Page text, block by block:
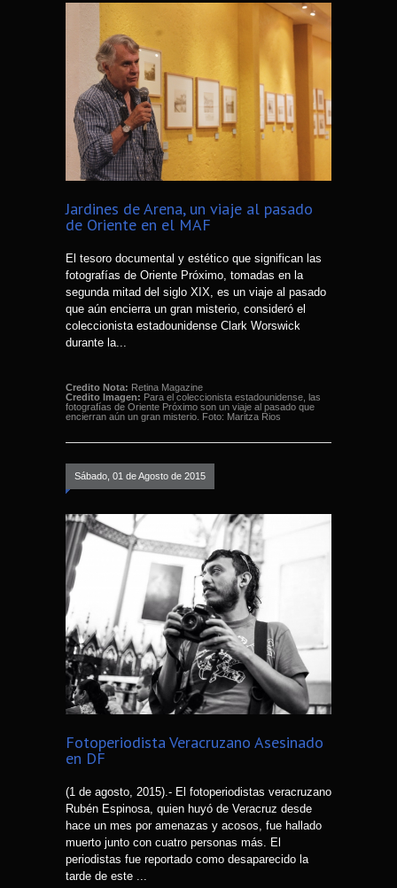
Jardines de Arena, un viaje al pasado
de Oriente en el MAF
El tesoro documental y estético que significan las
fotografías de Oriente Próximo, tomadas en la
segunda mitad del siglo XIX, es un viaje al pasado
que aún encierra un gran misterio, consideró el
coleccionista estadounidense Clark Worswick
durante la...
Credito Nota: Retina Magazine
Credito Imagen: Para el coleccionista estadounidense, las
fotografías de Oriente Próximo son un viaje al pasado que
encierran aún un gran misterio. Foto: Maritza Rios
Sábado, 01 de Agosto de 2015
Fotoperiodista Veracruzano Asesinado
en DF
(1 de agosto, 2015).- El fotoperiodistas veracruzano
Rubén Espinosa, quien huyó de Veracruz desde
hace un mes por amenazas y acosos, fue hallado
muerto junto con cuatro personas más. El
periodistas fue reportado como desaparecido la
tarde de este ...